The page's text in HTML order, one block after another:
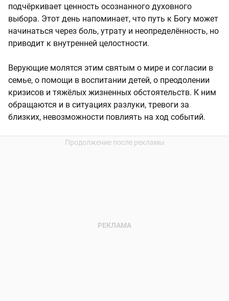
подчёркивает ценность осознанного духовного
выбора. Этот день напоминает, что путь к Богу может
начинаться через боль, утрату и неопределённость, но
приводит к внутренней целостности.
Верующие молятся этим святым о мире и согласии в
семье, о помощи в воспитании детей, о преодолении
кризисов и тяжёлых жизненных обстоятельств. К ним
обращаются и в ситуациях разлуки, тревоги за
близких, невозможности повлиять на ход событий.